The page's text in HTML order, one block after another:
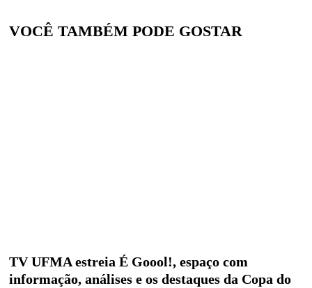
VOCÊ TAMBÉM PODE GOSTAR
TV UFMA estreia É Goool!, espaço com
informação, análises e os destaques da Copa do